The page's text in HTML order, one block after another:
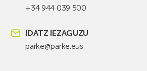
+34 944 039 500
IDATZ IEZAGUZU
parke@parke.eus